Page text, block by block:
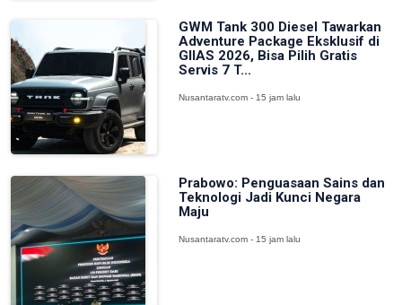
GWM Tank 300 Diesel Tawarkan
Adventure Package Eksklusif di
GIIAS 2026, Bisa Pilih Gratis
Servis 7 T...
Nusantaratv.com - 15 jam lalu
Prabowo: Penguasaan Sains dan
Teknologi Jadi Kunci Negara
Maju
Nusantaratv.com - 15 jam lalu